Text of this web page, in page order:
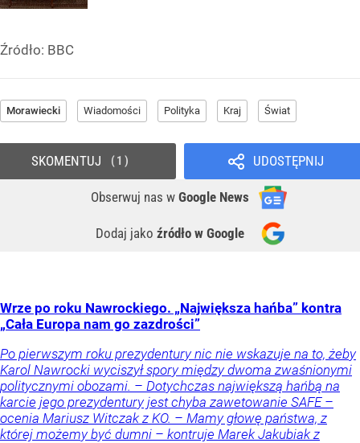
Źródło: BBC
Morawiecki Wiadomości Polityka Kraj Świat
UDOSTĘPNIJ
Obserwuj nas w Google News
Dodaj jako źródło w Google
SKOMENTUJ 1
Wrze po roku Nawrockiego. „Największa hańba” kontra
„Cała Europa nam go zazdrości”
Po pierwszym roku prezydentury nic nie wskazuje na to, żeby
Karol Nawrocki wyciszył spory między dwoma zwaśnionymi
politycznymi obozami. – Dotychczas największą hańbą na
karcie jego prezydentury jest chyba zawetowanie SAFE –
ocenia Mariusz Witczak z KO. – Mamy głowę państwa, z
której możemy być dumni – kontruje Marek Jakubiak z